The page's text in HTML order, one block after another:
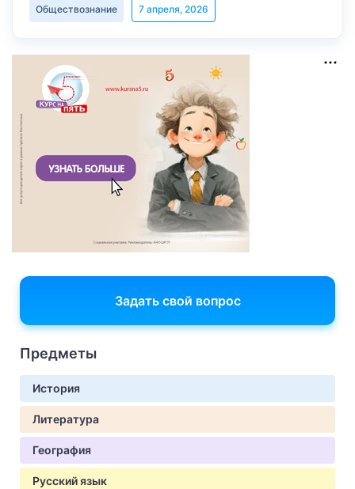
Обществознание 7 апреля, 2026
Задать свой вопрос
Предметы
История
Литература
География
Русский язык